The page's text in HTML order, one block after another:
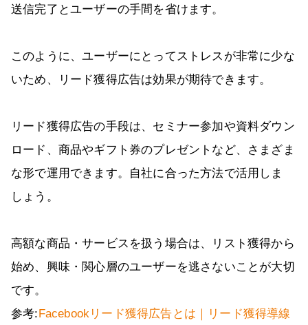
送信完了とユーザーの手間を省けます。
このように、ユーザーにとってストレスが非常に少な
いため、リード獲得広告は効果が期待できます。
リード獲得広告の手段は、セミナー参加や資料ダウン
ロード、商品やギフト券のプレゼントなど、さまざま
な形で運用できます。自社に合った方法で活用しま
しょう。
高額な商品・サービスを扱う場合は、リスト獲得から
始め、興味・関心層のユーザーを逃さないことが大切
です。
参考: Facebookリード獲得広告とは｜リード獲得導線